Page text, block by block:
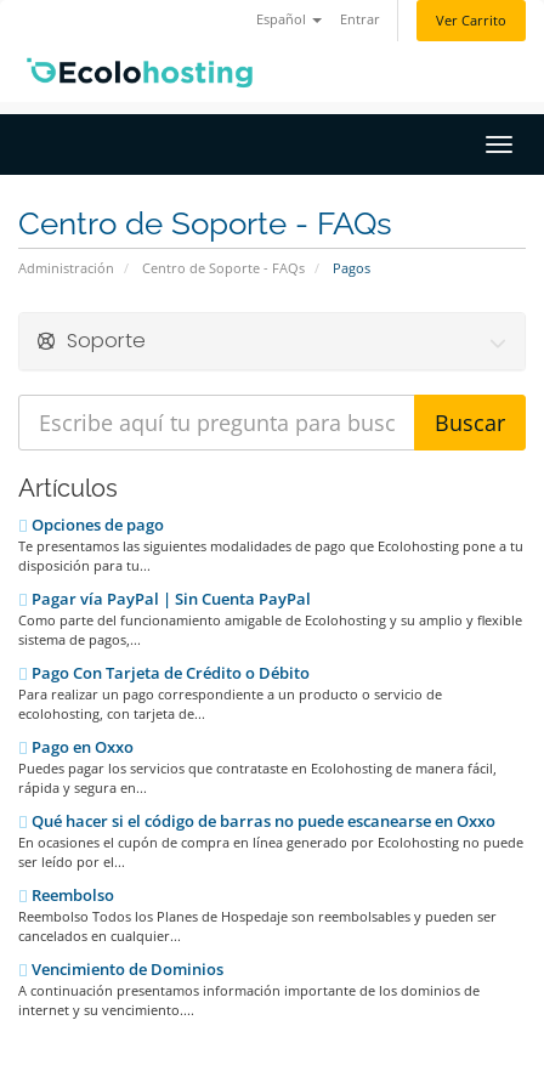
Español Entrar Ver Carrito
Centro de Soporte - FAQs
Administración Centro de Soporte - FAQs Pagos
Soporte
Artículos
Opciones de pago
Te presentamos las siguientes modalidades de pago que Ecolohosting pone a tu
disposición para tu...
Pagar vía PayPal | Sin Cuenta PayPal
Como parte del funcionamiento amigable de Ecolohosting y su amplio y flexible
sistema de pagos,...
Pago Con Tarjeta de Crédito o Débito
Para realizar un pago correspondiente a un producto o servicio de
ecolohosting, con tarjeta de...
Pago en Oxxo
Puedes pagar los servicios que contrataste en Ecolohosting de manera fácil,
rápida y segura en...
Qué hacer si el código de barras no puede escanearse en Oxxo
En ocasiones el cupón de compra en línea generado por Ecolohosting no puede
ser leído por el...
Reembolso
Reembolso Todos los Planes de Hospedaje son reembolsables y pueden ser
cancelados en cualquier...
Vencimiento de Dominios
A continuación presentamos información importante de los dominios de
internet y su vencimiento....